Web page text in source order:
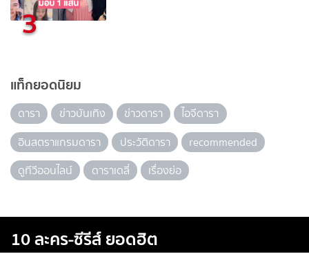
3
แท็กยอดนิยม
ดารา ข่าวบันเทิง ข่าวดารา
ไอจีดารา
อินสตราแกรมดารา
ประวัติดารา
recommended
ดูทีวีออนไลน์
ดาราเดลี่ เรื่องย่อ
10 ละคร-ซีรีส์ ยอดฮิต